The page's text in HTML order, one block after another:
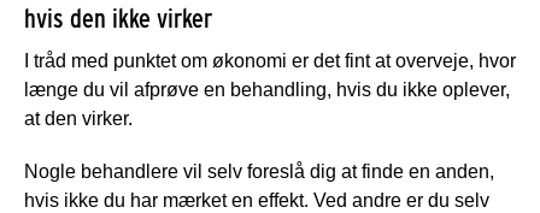
hvis den ikke virker
I tråd med punktet om økonomi er det fint at overveje, hvor
længe du vil afprøve en behandling, hvis du ikke oplever,
at den virker.
Nogle behandlere vil selv foreslå dig at finde en anden,
hvis ikke du har mærket en effekt. Ved andre er du selv